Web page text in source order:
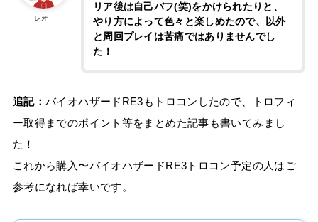
レオ
リア後は自己バフ(笑)をかけられたりと、
やり方によって色々と楽しめたので、以外
と周回プレイは苦痛ではありませんでし
た！
追記：バイオハザードRE3もトロコンしたので、トロフィ
ー取得までのポイント等をまとめた記事も書いてみまし
た！
これから購入〜バイオハザードRE3トロコン予定の人はご
参考になれば幸いです。